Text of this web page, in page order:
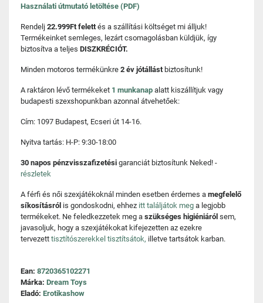
Használati útmutató letöltése (PDF)
Rendelj 22.999Ft felettés a szállítási költséget mi álljuk!
Termékeinket semleges, lezárt csomagolásban küldjük, így
biztosítva a teljes DISZKRÉCIÓT.
Minden motoros termékünkre 2 év jótállást biztosítunk!
A raktáron lévő termékeket 1 munkanap alatt kiszállítjuk vagy
budapesti szexshopunkban azonnal átvehetőek:
Cím: 1097 Budapest, Ecseri út 14-16.
Nyitva tartás: H-P: 9:30-18:00
30 napos pénzvisszafizetési garanciát biztosítunk Neked! -
részletek
A férfi és női szexjátékoknál minden esetben érdemes a megfelelő
síkosításról is gondoskodni, ehhez itt találjátok meg a legjobb
termékeket. Ne feledkezzetek meg a szükséges higiéniáról sem,
javasoljuk, hogy a szexjátékokat kifejezetten az ezekre
tervezett tisztítószerekkel tisztítsátok, illetve tartsátok karban.
Ean: 8720365102271
Márka: Dream Toys
Eladó: Erotikashow